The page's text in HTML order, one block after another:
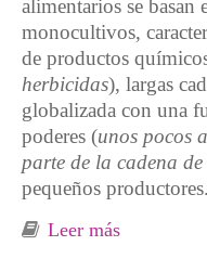
alimentarios se
monocultivos,
de productos
herbicidas), largas
globalizada con una
poderes (unos pocos
parte de la cadena
pequeños productores.
Leer más